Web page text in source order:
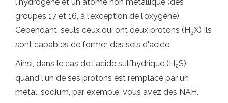
groupes 17 et 16, à l'exception de l'oxygène).
Cependant, seuls ceux qui ont deux protons (H2X) Ils
sont capables de former des sels d'acide.
Ainsi, dans le cas de l'acide sulfhydrique (H2S),
quand l'un de ses protons est remplacé par un
métal, sodium, par exemple, vous avez des NAH.